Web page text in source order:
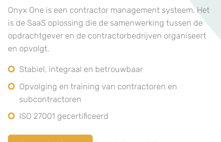
Onyx One is een contractor management systeem. Het
is de SaaS oplossing die de samenwerking tussen de
opdrachtgever en de contractorbedrijven organiseert
en opvolgt.
Stabiel, integraal en betrouwbaar
Opvolging en training van contractoren en
subcontractoren
ISO 27001 gecertificeerd